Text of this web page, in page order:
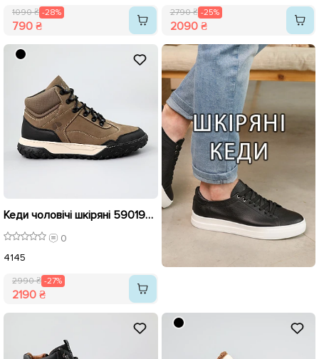
1090 ₴ -28%
790 ₴
2790 ₴ -25%
2090 ₴
Кеди чоловічі шкіряні 590192 Коричневі розпродаж
0
4145
2990 ₴ -27%
2190 ₴